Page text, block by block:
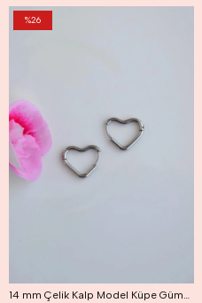
14 mm Çelik Kalp Model Küpe Gümüş Renk
%26